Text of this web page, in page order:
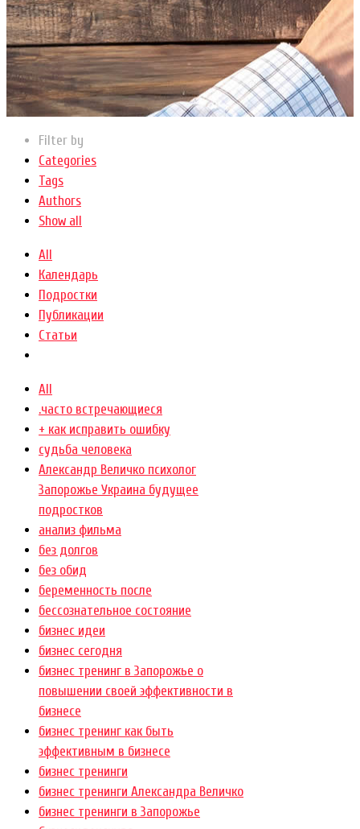
Filter by
Categories
Tags
Authors
Show all
All
Календарь
Подростки
Публикации
Статьи
All
.часто встречающиеся
+ как исправить ошибку
cудьба человека
Александр Величко психолог
Запорожье Украина будущее
подростков
анализ фильма
без долгов
без обид
беременность после
бессознательное состояние
бизнес идеи
бизнес сегодня
бизнес тренинг в Запорожье о
повышении своей эффективности в
бизнесе
бизнес тренинг как быть
эффективным в бизнесе
бизнес тренинги
бизнес тренинги Александра Величко
бизнес тренинги в Запорожье